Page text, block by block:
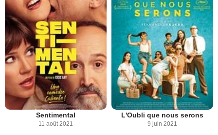
Sentimental
11 août 2021
L'Oubli que nous serons
9 juin 2021